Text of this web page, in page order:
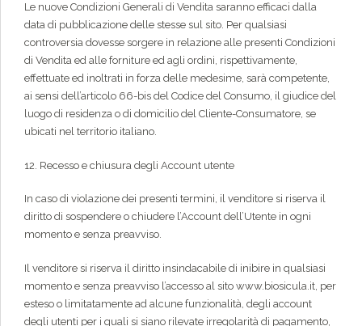
Le nuove Condizioni Generali di Vendita saranno efficaci dalla
data di pubblicazione delle stesse sul sito. Per qualsiasi
controversia dovesse sorgere in relazione alle presenti Condizioni
di Vendita ed alle forniture ed agli ordini, rispettivamente,
effettuate ed inoltrati in forza delle medesime, sarà competente,
ai sensi dell’articolo 66-bis del Codice del Consumo, il giudice del
luogo di residenza o di domicilio del Cliente-Consumatore, se
ubicati nel territorio italiano.
12. Recesso e chiusura degli Account utente
In caso di violazione dei presenti termini, il venditore si riserva il
diritto di sospendere o chiudere l’Account dell’Utente in ogni
momento e senza preavviso.
Il venditore si riserva il diritto insindacabile di inibire in qualsiasi
momento e senza preavviso l’accesso al sito www.biosicula.it, per
esteso o limitatamente ad alcune funzionalità, degli account
degli utenti per i quali si siano rilevate irregolarità di pagamento,